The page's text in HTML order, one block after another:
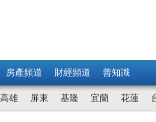
房產頻道 財經頻道 善知識
高雄 屏東 基隆 宜蘭 花蓮